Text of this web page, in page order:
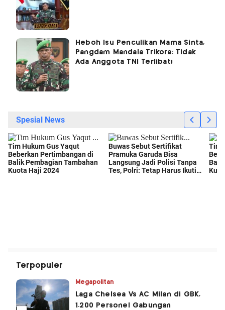
Heboh Isu Penculikan Mama Sinta,
Pangdam Mandala Trikora: Tidak
Ada Anggota TNI Terlibat!
Terpopuler
Megapolitan
Laga Chelsea Vs AC Milan di GBK,
1.200 Personel Gabungan